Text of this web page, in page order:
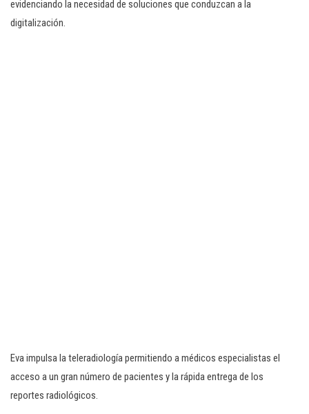
evidenciando la necesidad de soluciones que conduzcan a la
digitalización.
Eva impulsa la teleradiología permitiendo a médicos especialistas el
acceso a un gran número de pacientes y la rápida entrega de los
reportes radiológicos.